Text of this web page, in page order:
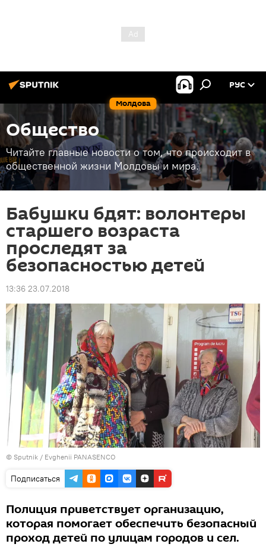
Молдова
РУС
Общество
Читайте главные новости о том, что происходит в
общественной жизни Молдовы и мира.
Бабушки бдят: волонтеры
старшего возраста
проследят за
безопасностью детей
13:36 23.07.2018
© Sputnik / Evghenii PANASENCO
Подписаться
Полиция приветствует организацию,
которая помогает обеспечить безопасный
проход детей по улицам городов и сел.